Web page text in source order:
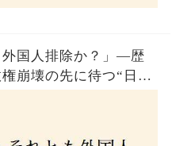
外国人排除か？」―歴
崩壊の先に待つ“日本